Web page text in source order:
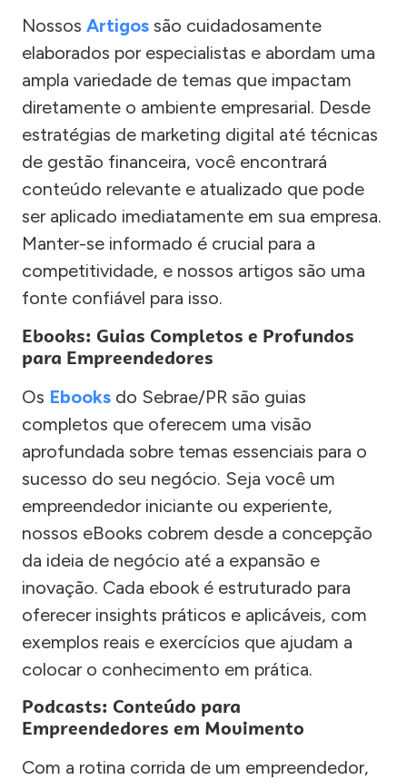
Nossos Artigos são cuidadosamente
elaborados por especialistas e abordam uma
ampla variedade de temas que impactam
diretamente o ambiente empresarial. Desde
estratégias de marketing digital até técnicas
de gestão financeira, você encontrará
conteúdo relevante e atualizado que pode
ser aplicado imediatamente em sua empresa.
Manter-se informado é crucial para a
competitividade, e nossos artigos são uma
fonte confiável para isso.
Ebooks: Guias Completos e Profundos
para Empreendedores
Os Ebooks do Sebrae/PR são guias
completos que oferecem uma visão
aprofundada sobre temas essenciais para o
sucesso do seu negócio. Seja você um
empreendedor iniciante ou experiente,
nossos eBooks cobrem desde a concepção
da ideia de negócio até a expansão e
inovação. Cada ebook é estruturado para
oferecer insights práticos e aplicáveis, com
exemplos reais e exercícios que ajudam a
colocar o conhecimento em prática.
Podcasts: Conteúdo para
Empreendedores em Movimento
Com a rotina corrida de um empreendedor,